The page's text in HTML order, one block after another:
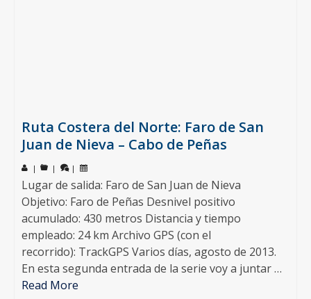
Ruta Costera del Norte: Faro de San
Juan de Nieva – Cabo de Peñas
| | |
Lugar de salida: Faro de San Juan de Nieva
Objetivo: Faro de Peñas Desnivel positivo
acumulado: 430 metros Distancia y tiempo
empleado: 24 km Archivo GPS (con el
recorrido): TrackGPS Varios días, agosto de 2013.
En esta segunda entrada de la serie voy a juntar …
Read More